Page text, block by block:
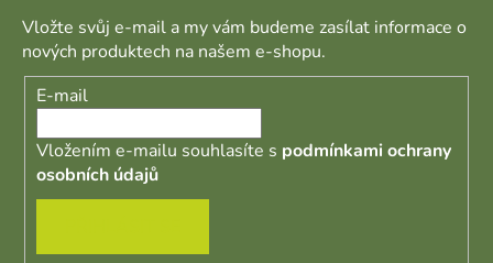
Vložte svůj e-mail a my vám budeme zasílat informace o
nových produktech na našem e-shopu.
E-mail
Vložením e-mailu souhlasíte s podmínkami ochrany
osobních údajů